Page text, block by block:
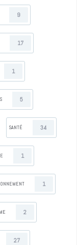
9
17
1
5
SANTÉ 34
1
1
2
27